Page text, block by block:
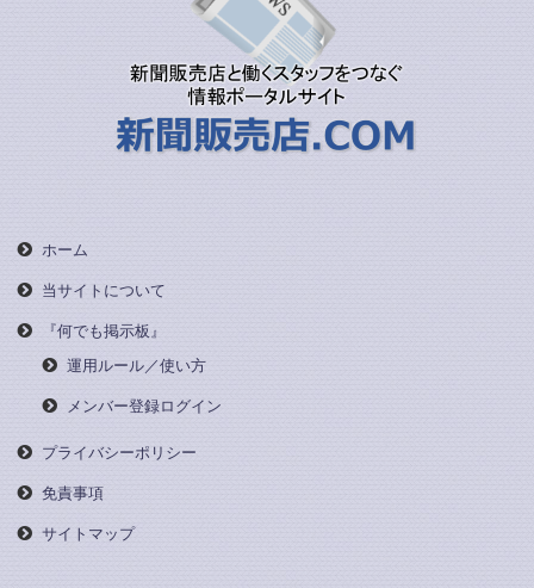
ホーム
当サイトについて
『何でも掲示板』
運用ルール／使い方
メンバー登録ログイン
プライバシーポリシー
免責事項
サイトマップ